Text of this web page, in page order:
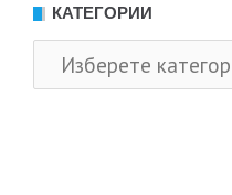
КАТЕГОРИИ
Категории